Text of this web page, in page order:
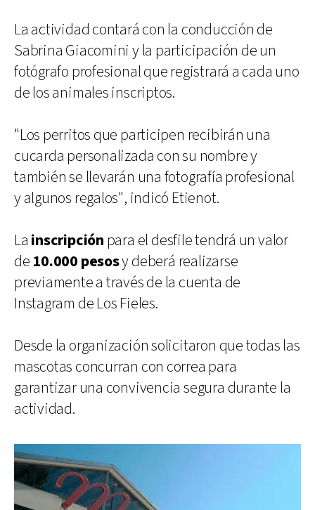
La actividad contará con la conducción de
Sabrina Giacomini y la participación de un
fotógrafo profesional que registrará a cada uno
de los animales inscriptos.
"Los perritos que participen recibirán una
cucarda personalizada con su nombre y
también se llevarán una fotografía profesional
y algunos regalos", indicó Etienot.
La inscripción para el desfile tendrá un valor
de 10.000 pesosy deberá realizarse
previamente a través de la cuenta de
Instagram de Los Fieles.
Desde la organización solicitaron que todas las
mascotas concurran con correa para
garantizar una convivencia segura durante la
actividad.